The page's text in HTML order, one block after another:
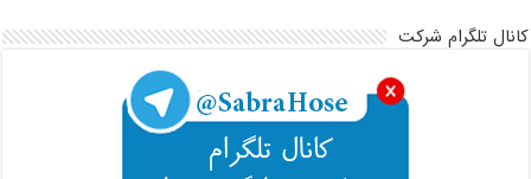
کانال تلگرام شرکت